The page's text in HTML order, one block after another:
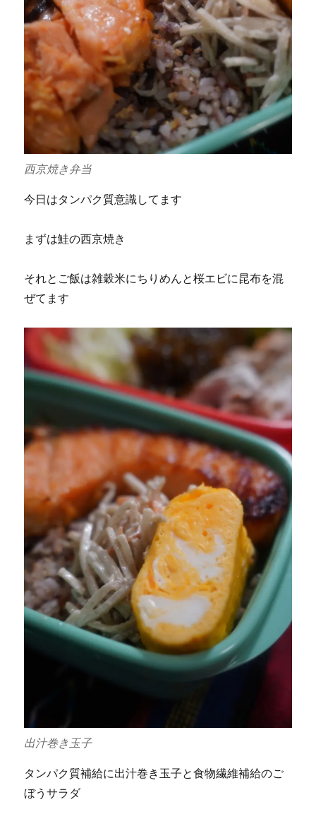
西京焼き弁当
今日はタンパク質意識してます
まずは鮭の西京焼き
それとご飯は雑穀米にちりめんと桜エビに昆布を混
ぜてます
出汁巻き玉子
タンパク質補給に出汁巻き玉子と食物繊維補給のご
ぼうサラダ